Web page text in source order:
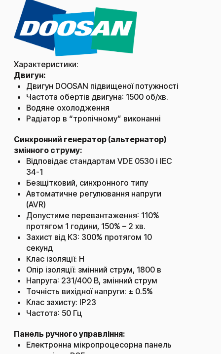
Характеристики:
Двигун:
Двигун DOOSAN підвищеної потужності
Частота обертів двигуна: 1500 об/хв.
Водяне охолодження
Радіатор в “тропічному” виконанні
Синхронний генератор (альтернатор)
змінного струму:
Відповідає стандартам VDE 0530 і IEC
34-1
Безщітковий, синхронного типу
Автоматичне регулювання напруги
(AVR)
Допустиме перевантаження: 110%
протягом 1 години, 150% – 2 хв.
Захист від КЗ: 300% протягом 10
секунд
Клас ізоляції: H
Опір ізоляції: змінний струм, 1800 в
Напруга: 231/400 В, змінний струм
Точність вихідної напруги: ± 0.5%
Клас захисту: IP23
Частота: 50 Гц
Панель ручного управління:
Електронна мікропроцесорна панель